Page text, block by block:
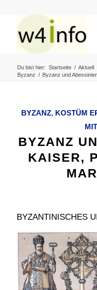
Du bist hier: Startseite / Aktuell
Byzanz / Byzanz und
BYZANZ, KOSTÜM
BYZANZ
KAISER,
BYZANTINISCHES